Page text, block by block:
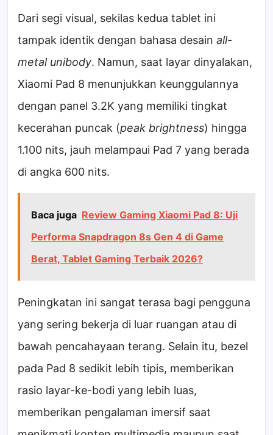
Dari segi visual, sekilas kedua tablet ini
tampak identik dengan bahasa desain all-
metal unibody. Namun, saat layar dinyalakan,
Xiaomi Pad 8 menunjukkan keunggulannya
dengan panel 3.2K yang memiliki tingkat
kecerahan puncak (peak brightness) hingga
1.100 nits, jauh melampaui Pad 7 yang berada
di angka 600 nits.
Baca juga Review Gaming Xiaomi Pad 8: Uji
Performa Snapdragon 8s Gen 4 di Game
Berat, Tablet Gaming Terbaik 2026?
Peningkatan ini sangat terasa bagi pengguna
yang sering bekerja di luar ruangan atau di
bawah pencahayaan terang. Selain itu, bezel
pada Pad 8 sedikit lebih tipis, memberikan
rasio layar-ke-bodi yang lebih luas,
memberikan pengalaman imersif saat